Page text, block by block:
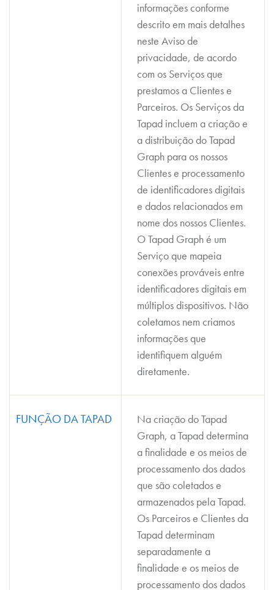
informações conforme
descrito em mais detalhes
neste Aviso de
privacidade, de acordo
com os Serviços que
prestamos a Clientes e
Parceiros. Os Serviços da
Tapad incluem a criação e
a distribuição do Tapad
Graph para os nossos
Clientes e processamento
de identificadores digitais
e dados relacionados em
nome dos nossos Clientes.
O Tapad Graph é um
Serviço que mapeia
conexões prováveis entre
identificadores digitais em
múltiplos dispositivos. Não
coletamos nem criamos
informações que
identifiquem alguém
diretamente.
FUNÇÃO DA TAPAD
Na criação do Tapad
Graph, a Tapad determina
a finalidade e os meios de
processamento dos dados
que são coletados e
armazenados pela Tapad.
Os Parceiros e Clientes da
Tapad determinam
separadamente a
finalidade e os meios de
processamento dos dados